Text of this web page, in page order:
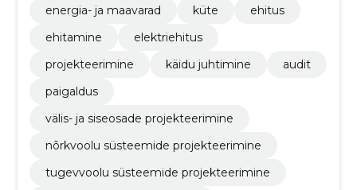
energia- ja maavarad
küte
ehitus
ehitamine
elektriehitus
projekteerimine
käidu juhtimine
audit
paigaldus
välis- ja siseosade projekteerimine
nõrkvoolu süsteemide projekteerimine
tugevvoolu süsteemide projekteerimine